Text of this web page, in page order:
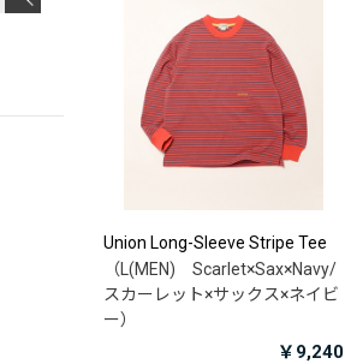
Union Long-Sleeve Stripe Tee
（L(MEN) Scarlet×Sax×Navy/
スカーレット×サックス×ネイビ
ー）
￥9,240